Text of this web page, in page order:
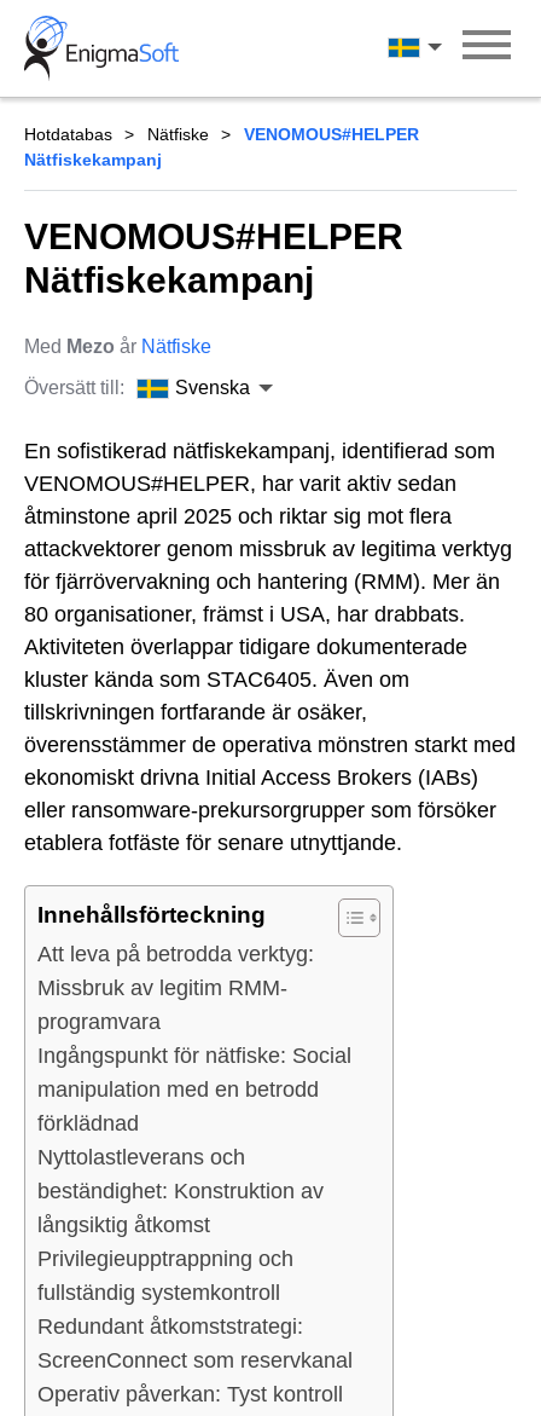
Skip
content
Svenska
Hotdatabas Nätfiske
VENOMOUS#HELPER
Nätfiskekampanj
VENOMOUS#HELPER
Nätfiskekampanj
Med Mezo år Nätfiske
Översätt till:
Svenska
En sofistikerad nätfiskekampanj, identifierad som
VENOMOUS#HELPER, har varit aktiv sedan
åtminstone april 2025 och riktar sig mot flera
attackvektorer genom missbruk av legitima verktyg
för fjärrövervakning och hantering (RMM). Mer än
80 organisationer, främst i USA, har drabbats.
Aktiviteten överlappar tidigare dokumenterade
kluster kända som STAC6405. Även om
tillskrivningen fortfarande är osäker,
överensstämmer de operativa mönstren starkt med
ekonomiskt drivna Initial Access Brokers (IABs)
eller ransomware-prekursorgrupper som försöker
etablera fotfäste för senare utnyttjande.
Innehållsförteckning
Att leva på betrodda verktyg:
Missbruk av legitim RMM-
programvara
Ingångspunkt för nätfiske: Social
manipulation med en betrodd
förklädnad
Nyttolastleverans och
beständighet: Konstruktion av
långsiktig åtkomst
Privilegieupptrappning och
fullständig systemkontroll
Redundant åtkomststrategi:
ScreenConnect som reservkanal
Operativ påverkan: Tyst kontroll